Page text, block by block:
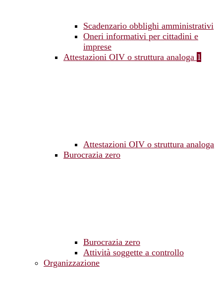
Scadenzario obblighi amministrativi
Oneri informativi per cittadini e
imprese
Attestazioni OIV o struttura analoga 1
Attestazioni OIV o struttura analoga
Burocrazia zero
Burocrazia zero
Attività soggette a controllo
Organizzazione